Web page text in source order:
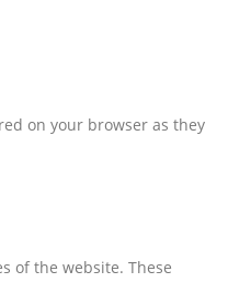
on your browser as they
of the website. These